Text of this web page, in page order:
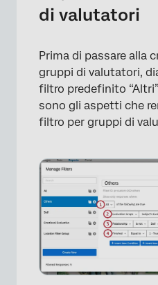
di valutatori
Prima di passare alla
gruppi di valutatori,
filtro predefinito
sono gli aspetti che
filtro per gruppi di